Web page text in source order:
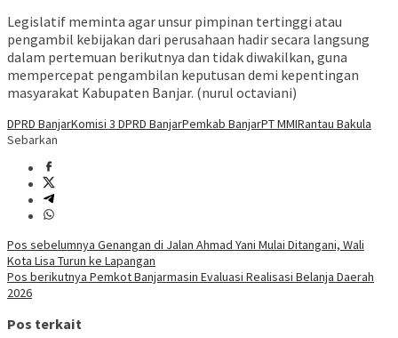
Legislatif meminta agar unsur pimpinan tertinggi atau
pengambil kebijakan dari perusahaan hadir secara langsung
dalam pertemuan berikutnya dan tidak diwakilkan, guna
mempercepat pengambilan keputusan demi kepentingan
masyarakat Kabupaten Banjar. (nurul octaviani)
DPRD BanjarKomisi 3 DPRD BanjarPemkab BanjarPT MMIRantau Bakula
Sebarkan
Navigasi
pos
Pos sebelumnya Genangan di Jalan Ahmad Yani Mulai Ditangani, Wali
Kota Lisa Turun ke Lapangan
Pos berikutnya Pemkot Banjarmasin Evaluasi Realisasi Belanja Daerah
2026
Pos terkait